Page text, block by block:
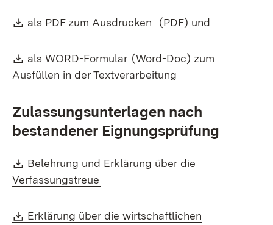
Download:
als PDF zum Ausdrucken (Öffnet in neuem
(PDF) und
Download:
als WORD-Formular (Öffnet in neuem Fenster)
(Word-Doc) zum
Ausfüllen in der Textverarbeitung
Zulassungsunterlagen nach
bestandener Eignungsprüfung
Download:
Belehrung und Erklärung über die
Verfassungstreue
Download:
Erklärung über die wirtschaftlichen